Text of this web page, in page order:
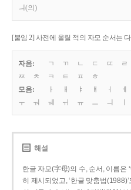
ㅢ(의)
[붙임 2] 사전에 올릴 적의 자모 순서는
자음: ㄱ ㄲ ㄴ ㄷ ㄸ ㄹ
ㅉ
ㅊ ㅋ ㅌ ㅍ
ㅎ
모음:
ㅏ ㅐ ㅑ ㅒ ㅓ ㅔ
ㅜ
ㅝ ㅞ ㅟ ㅠ ㅡ ㅢ
해설
한글 자모(字母)의 수, 순서, 이름은
히 제시되었고, ‘한글 맞춤법